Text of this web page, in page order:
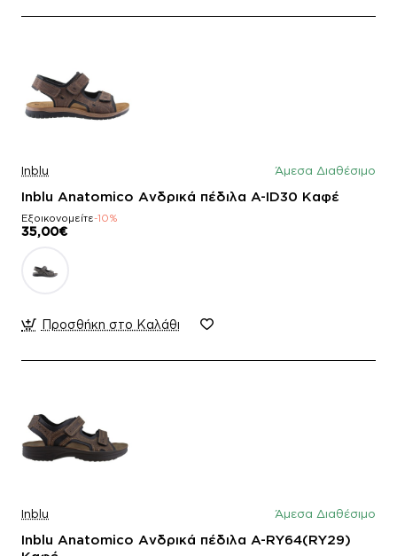
Inblu Άμεσα Διαθέσιμο
Inblu Anatomico Ανδρικά πέδιλα A-ID30 Καφέ
Εξοικονομείτε-10%
35,00€
Προσθήκη στο Καλάθι
Inblu Άμεσα Διαθέσιμο
Inblu Anatomico Ανδρικά πέδιλα A-RY64(RY29)